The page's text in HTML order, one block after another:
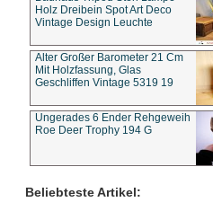
Holz Dreibein Spot Art Deco
Vintage Design Leuchte
Alter Großer Barometer 21 Cm
Mit Holzfassung, Glas
Geschliffen Vintage 5319 19
Ungerades 6 Ender Rehgeweih
Roe Deer Trophy 194 G
Beliebteste Artikel: